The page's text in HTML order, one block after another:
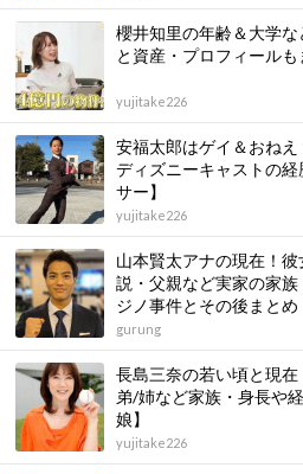
櫻井知里の年齢＆大学
と資産・プロフィールも
yujitake226
安福太郎はゲイ＆おね
ディズニーキャストの
サー】
yujitake226
山本賢太アナの現在！
説・父親など実家の家
ジノ事件とその後まとめ
gurung
長島三奈の若い頃と現
弟/姉など家族・身長や
娘】
yujitake226